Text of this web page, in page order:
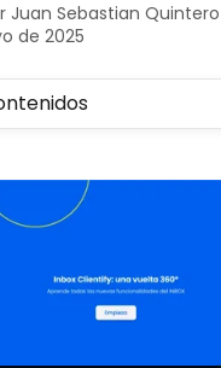
Juan Sebastian Quintero
de 2025